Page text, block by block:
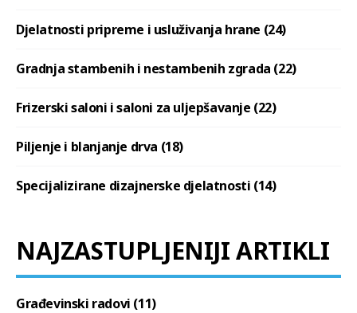
Djelatnosti pripreme i usluživanja hrane (24)
Gradnja stambenih i nestambenih zgrada (22)
Frizerski saloni i saloni za uljepšavanje (22)
Piljenje i blanjanje drva (18)
Specijalizirane dizajnerske djelatnosti (14)
NAJZASTUPLJENIJI ARTIKLI
Građevinski radovi (11)